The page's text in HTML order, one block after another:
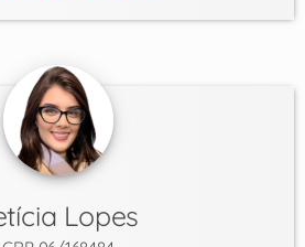
Lopes